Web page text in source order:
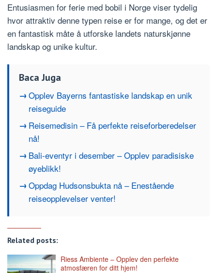
Entusiasmen for ferie med bobil i Norge viser tydelig
hvor attraktiv denne typen reise er for mange, og det er
en fantastisk måte å utforske landets naturskjønne
landskap og unike kultur.
Baca Juga
Opplev Bayerns fantastiske landskap en unik
reiseguide
Reisemedisin – Få perfekte reiseforberedelser
nå!
Bali-eventyr i desember – Opplev paradisiske
øyeblikk!
Oppdag Hudsonsbukta nå – Enestående
reiseopplevelser venter!
Related posts:
Riess Ambiente – Opplev den perfekte
atmosfæren for ditt hjem!